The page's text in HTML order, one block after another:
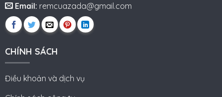
Email: remcuazada@gmail.com
CHÍNH SÁCH
Điều khoản và dịch vụ